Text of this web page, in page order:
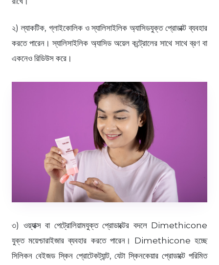
২) ল্যাকটিক, গ্লাইকোলিক ও স্যালিসাইলিক অ্যাসিডযুক্ত প্রোডাক্ট ব্যবহার
করতে পারেন। স্যালিসাইলিক অ্যাসিড অয়েল কন্ট্রোলের সাথে সাথে ব্রণ বা
একনেও রিডিউস করে।
৩) ওয়্যাক্স বা পেট্রোলিয়ামযুক্ত প্রোডাক্টের বদলে Dimethicone
যুক্ত ময়েশ্চারাইজার ব্যবহার করতে পারেন। Dimethicone হচ্ছে
সিলিকন বেইজড স্কিন প্রোটেকট্যান্ট, যেটা স্কিনকেয়ার প্রোডাক্টে পরিমিত